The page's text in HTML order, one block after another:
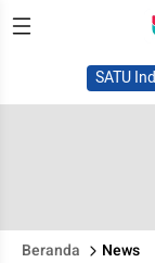
SATU
Beranda News